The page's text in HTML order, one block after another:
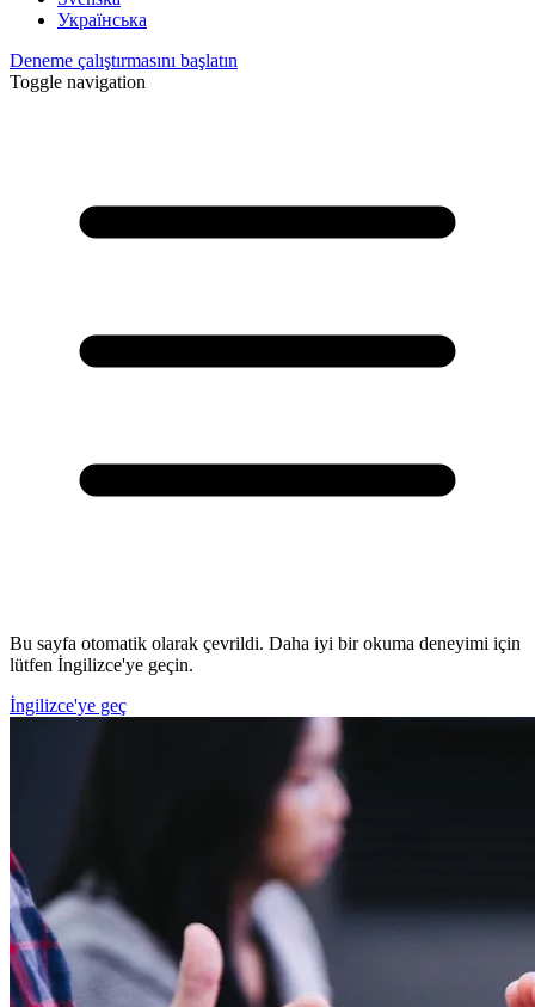
Українська
Deneme çalıştırmasını başlatın
Toggle navigation
Bu sayfa otomatik olarak çevrildi. Daha iyi bir okuma deneyimi için
lütfen İngilizce'ye geçin.
İngilizce'ye geç